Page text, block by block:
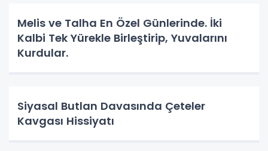
Melis ve Talha En Özel Günlerinde. İki
Kalbi Tek Yürekle Birleştirip, Yuvalarını
Kurdular.
Siyasal Butlan Davasında Çeteler
Kavgası Hissiyatı